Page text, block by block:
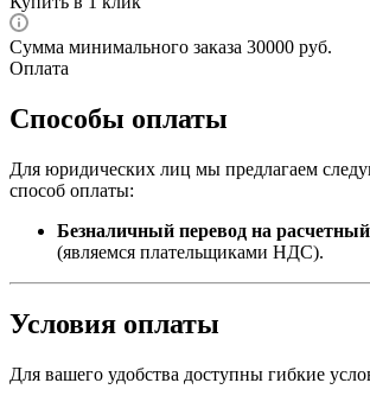
Сумма минимального заказа 30000 руб.
Оплата
Способы оплаты
Для юридических лиц мы предлагаем
способ оплаты:
Безналичный перевод на
(являемся плательщиками НДС).
Условия оплаты
Для вашего удобства доступны гибкие